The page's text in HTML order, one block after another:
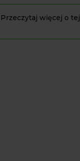
Przeczytaj więcej o
olej napędowy na